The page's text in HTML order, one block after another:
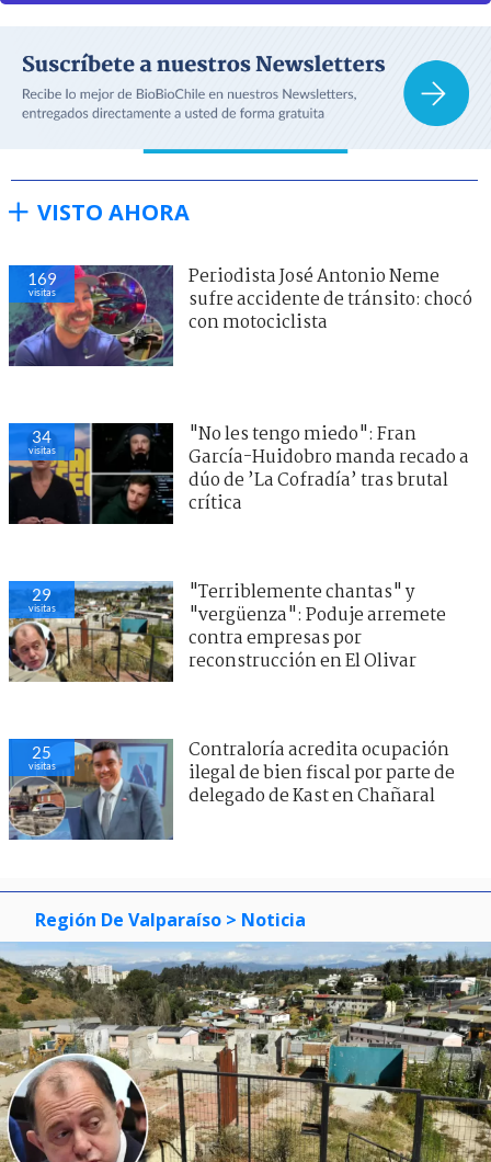
VISTO AHORA
169
visitas
Periodista José Antonio Neme
sufre accidente de tránsito: chocó
con motociclista
34
visitas
"No les tengo miedo": Fran
García-Huidobro manda recado a
dúo de ’La Cofradía’ tras brutal
crítica
29
visitas
"Terriblemente chantas" y
"vergüenza": Poduje arremete
contra empresas por
reconstrucción en El Olivar
25
visitas
Contraloría acredita ocupación
ilegal de bien fiscal por parte de
delegado de Kast en Chañaral
Región De Valparaíso > Noticia